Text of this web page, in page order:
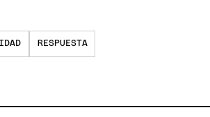
RESPUESTA